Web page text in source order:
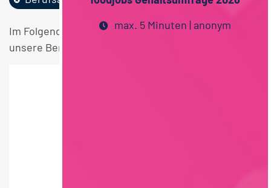
Im Folgenden finden Sie einen Überblick über alle
unsere Berufsausbildung Rheinland-Pfalz Stellen.
max. 5 Minuten | anonym